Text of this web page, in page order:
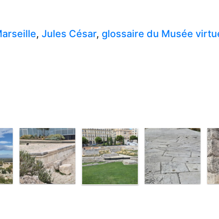
, Jules César, glossaire du Musée